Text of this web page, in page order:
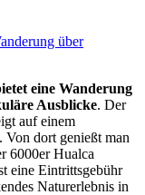
eine Wanderung
Ausblicke. Der
auf einem
Von dort genießt man
6000er Hualca
eine Eintrittsgebühr
Naturerlebnis in